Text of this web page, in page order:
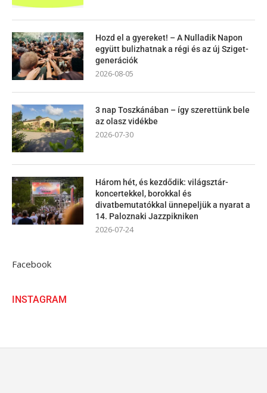
Hozd el a gyereket! – A Nulladik Napon
együtt bulizhatnak a régi és az új Sziget-
generációk
2026-08-05
3 nap Toszkánában – így szerettünk bele
az olasz vidékbe
2026-07-30
Három hét, és kezdődik: világsztár-
koncertekkel, borokkal és
divatbemutatókkal ünnepeljük a nyarat a
14. Paloznaki Jazzpikniken
2026-07-24
Facebook
INSTAGRAM